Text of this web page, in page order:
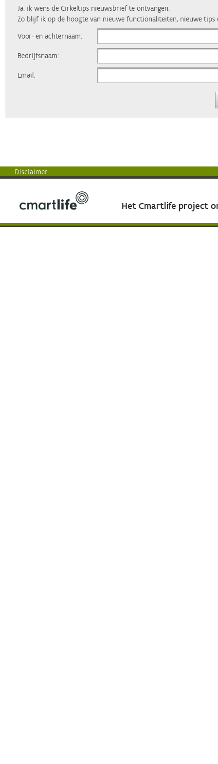
Ja, ik wens de Cirkeltips-nieuwsbrief te ontvangen.
Zo blijf ik op de hoogte van nieuwe functionaliteiten, nieuwe tips
Voor- en achternaam:
Bedrijfsnaam:
Email:
Disclaimer
Het Cmartlife project